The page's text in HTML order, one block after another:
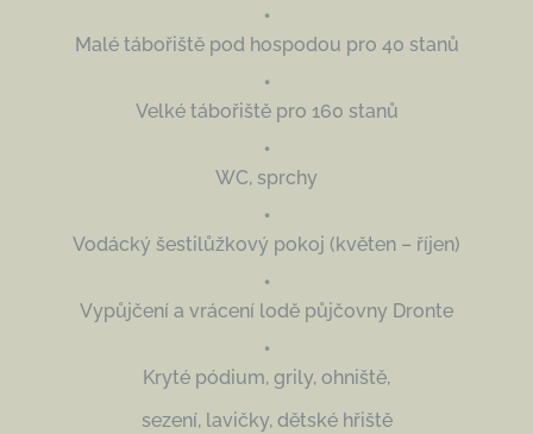
•
Malé tábořiště pod hospodou pro 40 stanů
•
Velké tábořiště pro 160 stanů
•
WC, sprchy
•
Vodácký šestilůžkový pokoj (květen – říjen)
•
Vypůjčení a vrácení lodě půjčovny Dronte
•
Kryté pódium, grily, ohniště,
sezení, lavičky, dětské hřiště